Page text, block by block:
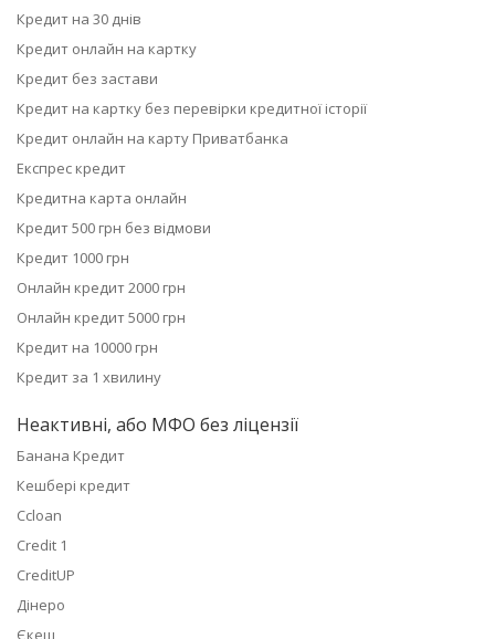
Кредит на 30 днів
Кредит онлайн на картку
Кредит без застави
Кредит на картку без перевірки кредитної історії
Кредит онлайн на карту Приватбанка
Експрес кредит
Кредитна карта онлайн
Кредит 500 грн без відмови
Кредит 1000 грн
Онлайн кредит 2000 грн
Онлайн кредит 5000 грн
Кредит на 10000 грн
Кредит за 1 хвилину
Неактивні, або МФО без ліцензії
Банана Кредит
Кешбері кредит
Ccloan
Credit 1
CreditUP
Дінеро
Єкеш